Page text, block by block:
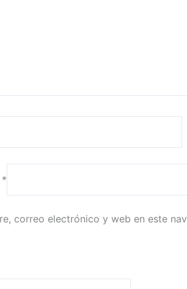
*
correo electrónico y web en este